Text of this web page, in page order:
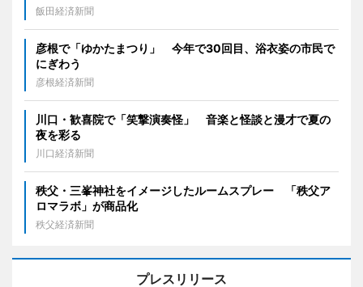
飯田経済新聞
彦根で「ゆかたまつり」 今年で30回目、浴衣姿の市民で
にぎわう
彦根経済新聞
川口・歓喜院で「笑撃演奏怪」 音楽と怪談と漫才で夏の
夜を彩る
川口経済新聞
秩父・三峯神社をイメージしたルームスプレー 「秩父ア
ロマラボ」が商品化
秩父経済新聞
プレスリリース